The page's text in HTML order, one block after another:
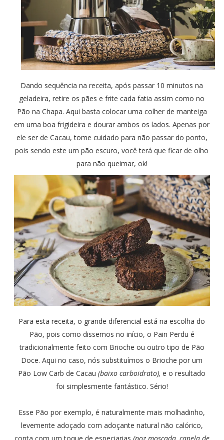
Dando sequência na receita, após passar 10 minutos na
geladeira, retire os pães e frite cada fatia assim como no
Pão na Chapa. Aqui basta colocar uma colher de manteiga
em uma boa frigideira e dourar ambos os lados. Apenas por
ele ser de Cacau, tome cuidado para não passar do ponto,
pois sendo este um pão escuro, você terá que ficar de olho
para não queimar, ok!
Para esta receita, o grande diferencial está na escolha do
Pão, pois como dissemos no início, o Pain Perdu é
tradicionalmente feito com Brioche ou outro tipo de Pão
Doce. Aqui no caso, nós substituímos o Brioche por um
Pão Low Carb de Cacau(baixo carboidrato), e o resultado
foi simplesmente fantástico. Sério!
Esse Pão por exemplo, é naturalmente mais molhadinho,
levemente adoçado com adoçante natural não calórico,